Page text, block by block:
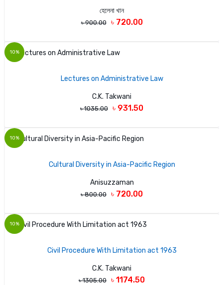
হেলেনা খান
৳ 900.00 ৳ 720.00
10%
Lectures on Administrative Law
C.K. Takwani
৳ 1035.00 ৳ 931.50
10%
Cultural Diversity in Asia-Pacific Region
Anisuzzaman
৳ 800.00 ৳ 720.00
10%
Civil Procedure With Limitation act 1963
C.K. Takwani
৳ 1305.00 ৳ 1174.50